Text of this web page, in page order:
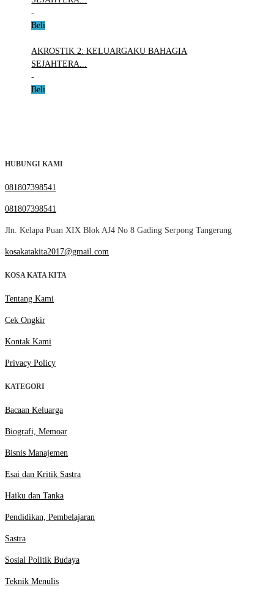
-
Beli
AKROSTIK 2: KELUARGAKU BAHAGIA
SEJAHTERA...
-
Beli
HUBUNGI KAMI
081807398541
081807398541
Jln. Kelapa Puan XIX Blok AJ4 No 8 Gading Serpong Tangerang
kosakatakita2017@gmail.com
KOSA KATA KITA
Tentang Kami
Cek Ongkir
Kontak Kami
Privacy Policy
KATEGORI
Bacaan Keluarga
Biografi, Memoar
Bisnis Manajemen
Esai dan Kritik Sastra
Haiku dan Tanka
Pendidikan, Pembelajaran
Sastra
Sosial Politik Budaya
Teknik Menulis